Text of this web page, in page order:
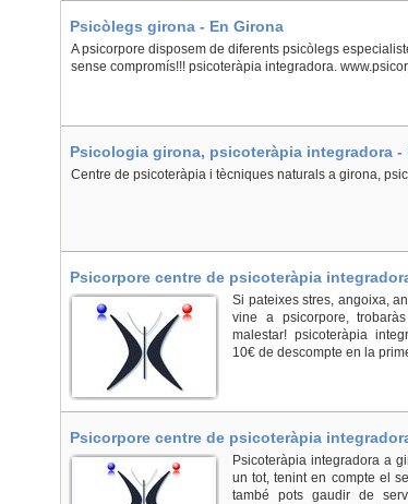
Psicòlegs girona - En Girona
A psicorpore disposem de diferents psicòlegs
sense compromís!!! psicoteràpia integradora.
Psicologia girona, psicoteràpia integradora -
Centre de psicoteràpia i tècniques naturals a girona,
Psicorpore centre de psicoteràpia
Si pateixes stres, angoixa,
vine a psicorpore,
malestar! psicoteràpia
10€ de descompte en la
Psicorpore centre de psicoteràpia
Psicoteràpia integradora a
un tot, tenint en compte el
també pots gaudir de